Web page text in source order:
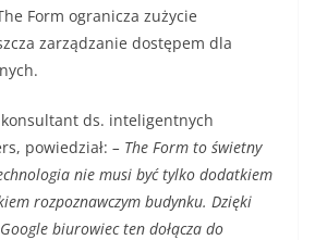
Form ogranicza zużycie
zarządzanie dostępem dla
ds. inteligentnych
powiedział: – The Form to świetny
nie musi być tylko dodatkiem
rozpoznawczym budynku. Dzięki
biurowiec ten dołącza do